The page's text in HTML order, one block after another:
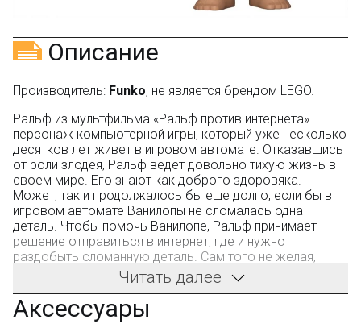
и выигрывайте отличные призы!
Подробные условия всех акций и бонусов...
Описание
Производитель: Funko, не является брендом LEGO.
Ральф из мультфильма «Ральф против интернета» –
персонаж компьютерной игры, который уже несколько
десятков лет живет в игровом автомате. Отказавшись
от роли злодея, Ральф ведет довольно тихую жизнь в
своем мире. Его знают как доброго здоровяка.
Может, так и продолжалось бы еще долго, если бы в
игровом автомате Ванилопы не сломалась одна
деталь. Чтобы помочь Ванилопе, Ральф принимает
решение отправиться в интернет, где и нужно
раздобыть сломанную деталь. Сам того не желая,
Ральф становится причиной хаоса в некоторых играх. В
большом мире Интернет их с Ванилопой ждут новые
приключения.
Читать далее
Аксессуары